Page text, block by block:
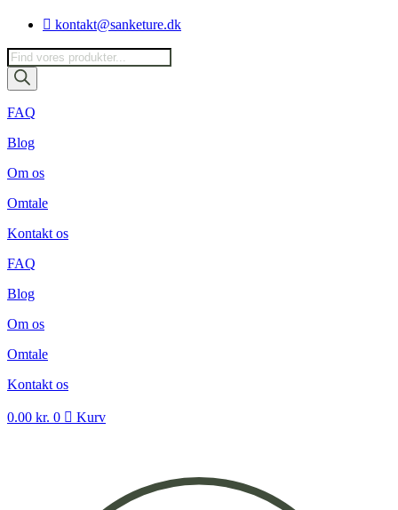
Videre
indhold
kontakt@sanketure.dk
Products
search
FAQ
Blog
Om os
Omtale
Kontakt os
FAQ
Blog
Om os
Omtale
Kontakt os
0.00 kr. 0 Kurv